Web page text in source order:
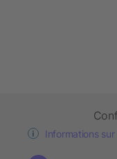
Informations